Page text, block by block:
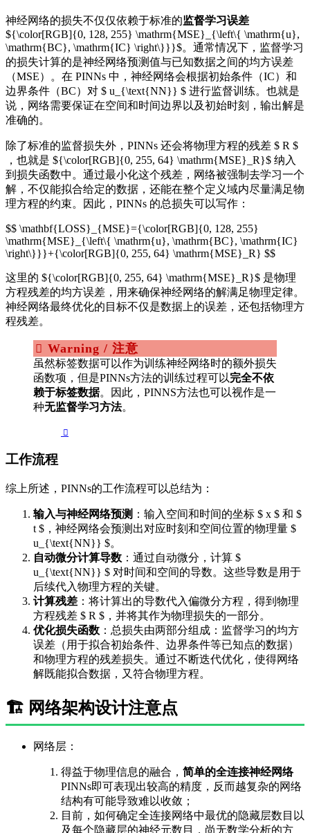
神经网络的损失不仅仅依赖于标准的监督学习误差
${\color[RGB]{0, 128, 255} \mathrm{MSE}_{\left\{ \mathrm{u},
\mathrm{BC}, \mathrm{IC} \right\}}}$。通常情况下，监督学习
的损失计算的是神经网络预测值与已知数据之间的均方误差
（MSE）。在 PINNs 中，神经网络会根据初始条件（IC）和
边界条件（BC）对 $ u_{\text{NN}} $ 进行监督训练。也就是
说，网络需要保证在空间和时间边界以及初始时刻，输出解是
准确的。
除了标准的监督损失外，PINNs 还会将物理方程的残差 $ R $
，也就是 ${\color[RGB]{0, 255, 64} \mathrm{MSE}_R}$ 纳入
到损失函数中。通过最小化这个残差，网络被强制去学习一个
解，不仅能拟合给定的数据，还能在整个定义域内尽量满足物
理方程的约束。因此，PINNs 的总损失可以写作：
$$ \mathbf{LOSS}_{MSE}={\color[RGB]{0, 128, 255}
\mathrm{MSE}_{\left\{ \mathrm{u}, \mathrm{BC}, \mathrm{IC}
\right\}}}+{\color[RGB]{0, 255, 64} \mathrm{MSE}_R} $$
这里的 ${\color[RGB]{0, 255, 64} \mathrm{MSE}_R}$ 是物理
方程残差的均方误差，用来确保神经网络的解满足物理定律。
神经网络最终优化的目标不仅是数据上的误差，还包括物理方
程残差。
Warning / 注意
虽然标签数据可以作为训练神经网络时的额外损失
函数项，但是PINNs方法的训练过程可以完全不依
赖于标签数据。因此，PINNS方法也可以视作是一
种无监督学习方法。
工作流程
综上所述，PINNs的工作流程可以总结为：
输入与神经网络预测 ：输入空间和时间的坐标 $ x $ 和 $
t $，神经网络会预测出对应时刻和空间位置的物理量 $
u_{\text{NN}} $。
自动微分计算导数 ：通过自动微分，计算 $
u_{\text{NN}} $ 对时间和空间的导数。这些导数是用于
后续代入物理方程的关键。
计算残差 ：将计算出的导数代入偏微分方程，得到物理
方程残差 $ R $，并将其作为物理损失的一部分。
优化损失函数 ：总损失由两部分组成：监督学习的均方
误差（用于拟合初始条件、边界条件等已知点的数据）
和物理方程的残差损失。通过不断迭代优化，使得网络
解既能拟合数据，又符合物理方程。
🏗️ 网络架构设计注意点
网络层：
得益于物理信息的融合， 简单的全连接神经网络
PINNs即可表现出较高的精度，反而越复杂的网络
结构有可能导致难以收敛；
目前，如何确定全连接网络中最优的隐藏层数目以
及每个隐藏层的神经元数目，尚无数学分析的方